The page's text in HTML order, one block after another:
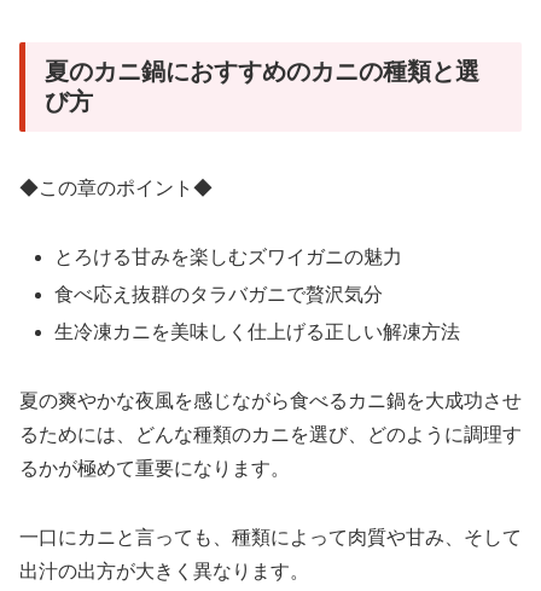
夏のカニ鍋におすすめのカニの種類と選
び方
◆この章のポイント◆
とろける甘みを楽しむズワイガニの魅力
食べ応え抜群のタラバガニで贅沢気分
生冷凍カニを美味しく仕上げる正しい解凍方法
夏の爽やかな夜風を感じながら食べるカニ鍋を大成功させ
るためには、どんな種類のカニを選び、どのように調理す
るかが極めて重要になります。
一口にカニと言っても、種類によって肉質や甘み、そして
出汁の出方が大きく異なります。